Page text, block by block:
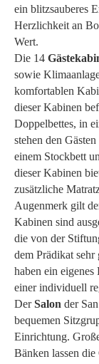
ein blitzsauberes
Herzlichkeit an
Wert.
Die 14
sowie
komfortablen
dieser Kabinen
Doppelbettes, in
stehen den
einem Stockbett
dieser Kabinen
zusätzliche
Augenmerk gilt
Kabinen sind
die von der
dem Prädikat
haben ein
einer individuell
DerSalon der
bequemen
Einrichtung.
Bänken lassen